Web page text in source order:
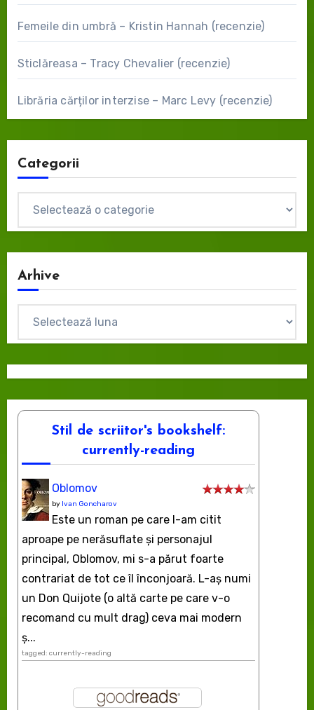
Femeile din umbră – Kristin Hannah (recenzie)
Sticlăreasa – Tracy Chevalier (recenzie)
Librăria cărților interzise – Marc Levy (recenzie)
Categorii
Arhive
Stil de scriitor's bookshelf:
currently-reading
Oblomov
by Ivan Goncharov
Este un roman pe care l-am citit
aproape pe nerăsuflate şi personajul
principal, Oblomov, mi s-a părut foarte
contrariat de tot ce îl înconjoară. L-aş numi
un Don Quijote (o altă carte pe care v-o
recomand cu mult drag) ceva mai modern
ș...
tagged: currently-reading